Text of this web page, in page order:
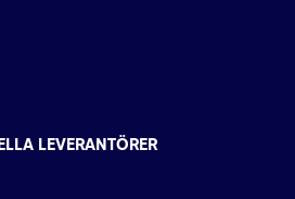
LEVERANTÖRER